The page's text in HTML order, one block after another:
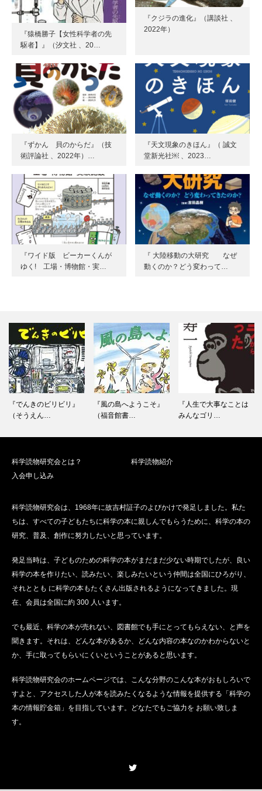
『猿橋勝子【女性科学者の先
駆者】』（汐文社 、20…
『クジラの進化』（講談社 、
2022年）
『ずかん 貝のからだ』（技
術評論社 、2022年）…
『天文現象のきほん』（ 誠文
堂新光社￼ 、2023…
『ワイド版 ビーカーくんが
ゆく! 工場・博物館・実…
『 大陸移動の大研究 なぜ
動くのか？どう変わって…
『でんきのビリビリ』
（そうえん…
『風の島へようこそ』
（福音館書…
『人生で大事なことは
みんなゴリ…
科学読物研究会とは？
科学読物紹介
入会申し込み
科学読物研究会は、1968年に故吉村証子のよびかけで発足しました。私た
ちは、すべての子どもたちに科学の本に親しんでもらうために、科学の本の
研究、普及、創作に努力したいと思っています。
発足当時は、子どものための科学の本がまだまだ少ない時期でしたが、良い
科学の本を作りたい、読みたい、楽しみたいという仲間は全国にひろがり、
それととも に科学の本もたくさん出版されるようになってきました。現
在、会員は全国に約 300 人います。
でも最近、科学の本が売れない、図書館でも手にとってもらえない、と声を
聞きます。それは、どんな本があるか、どんな内容の本なのかわからないと
か、手に取ってもらいにくいということがあると思います。
科学読物研究会のホームページでは、こんな分野のこんな本がおもしろいで
すよと、アクセスした人が本を読みたくなるような情報を提供する「科学の
本の情報貯金箱」を目指しています。どなたでもご協力を お願い致しま
す。